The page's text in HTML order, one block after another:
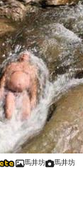
馬井坊 馬井坊